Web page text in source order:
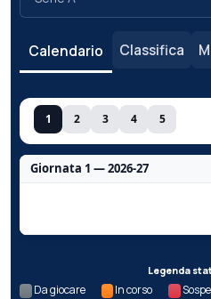
Calendario Classifica
1 2 3 4 5
Giornata 1 — 2026-27
Legenda
Da giocare In corso